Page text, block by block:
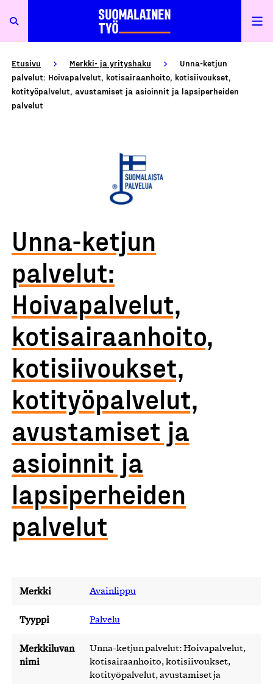
Etusivu Merkki- ja yrityshaku
Unna-ketjun
palvelut: Hoivapalvelut, kotisairaanhoito, kotisiivoukset,
kotityöpalvelut, avustamiset ja asioinnit ja lapsiperheiden
palvelut
Unna-ketjun
palvelut:
Hoivapalvelut,
kotisairaanhoito,
kotisiivoukset,
kotityöpalvelut,
avustamiset ja
asioinnit ja
lapsiperheiden
palvelut
Merkki Avainlippu
Tyyppi Palvelu
Merkkiluvan
nimi
Unna-ketjun palvelut: Hoivapalvelut,
kotisairaanhoito, kotisiivoukset,
kotityöpalvelut, avustamiset ja